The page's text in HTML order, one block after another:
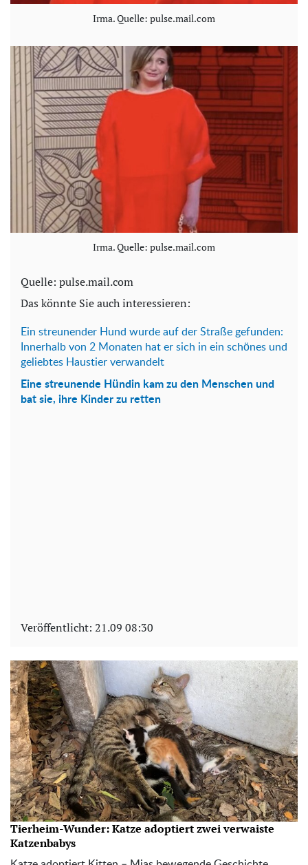
Irma. Quelle: pulse.mail.com
Irma. Quelle: pulse.mail.com
Quelle: pulse.mail.com
Das könnte Sie auch interessieren:
Ein streunender Hund wurde auf der Straße gefunden:
Innerhalb von 2 Monaten hat er sich in ein schönes und
geliebtes Haustier verwandelt
Eine streunende Hündin kam zu den Menschen und
bat sie, ihre Kinder zu retten
Veröffentlicht: 21.09 08:30
Tierheim-Wunder: Katze adoptiert zwei verwaiste
Katzenbabys